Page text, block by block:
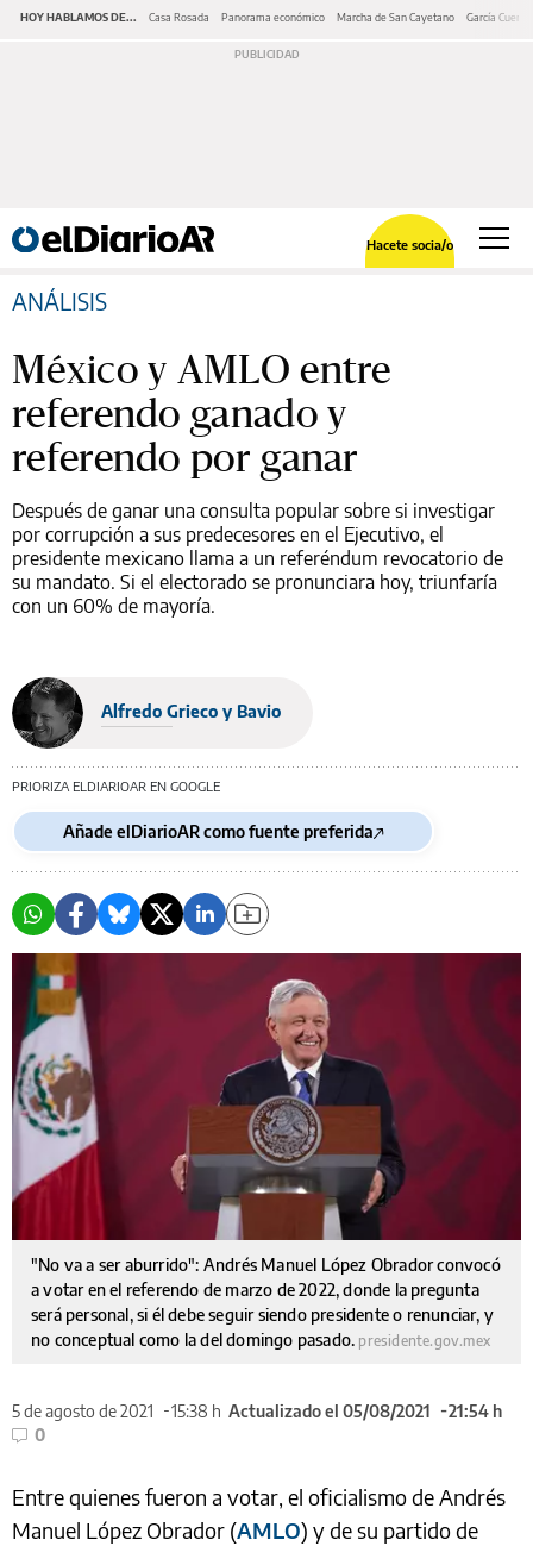
HOY HABLAMOS DE... Casa Rosada Panorama económico Marcha de San Cayetano García Cuerva
Hacete socia/o
ANÁLISIS
México y AMLO entre
referendo ganado y
referendo por ganar
Después de ganar una consulta popular sobre si investigar
por corrupción a sus predecesores en el Ejecutivo, el
presidente mexicano llama a un referéndum revocatorio de
su mandato. Si el electorado se pronunciara hoy, triunfaría
con un 60% de mayoría.
Alfredo Grieco y Bavio
PRIORIZA ELDIARIOAR EN GOOGLE
Añade elDiarioAR como fuente preferida
"No va a ser aburrido": Andrés Manuel López Obrador convocó
a votar en el referendo de marzo de 2022, donde la pregunta
será personal, si él debe seguir siendo presidente o renunciar, y
no conceptual como la del domingo pasado. presidente.gov.mex
5 de agosto de 2021 15:38 h Actualizado el 05/08/2021
21:54 h
0
Entre quienes fueron a votar, el oficialismo de Andrés
Manuel López Obrador (AMLO) y de su partido de